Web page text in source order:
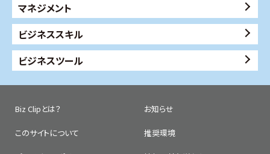
マネジメント
ビジネススキル
ビジネスツール
Biz Clipとは？ お知らせ
このサイトについて 推奨環境